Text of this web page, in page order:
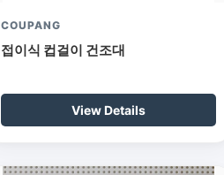
COUPANG
접이식 컵걸이 건조대
View Details